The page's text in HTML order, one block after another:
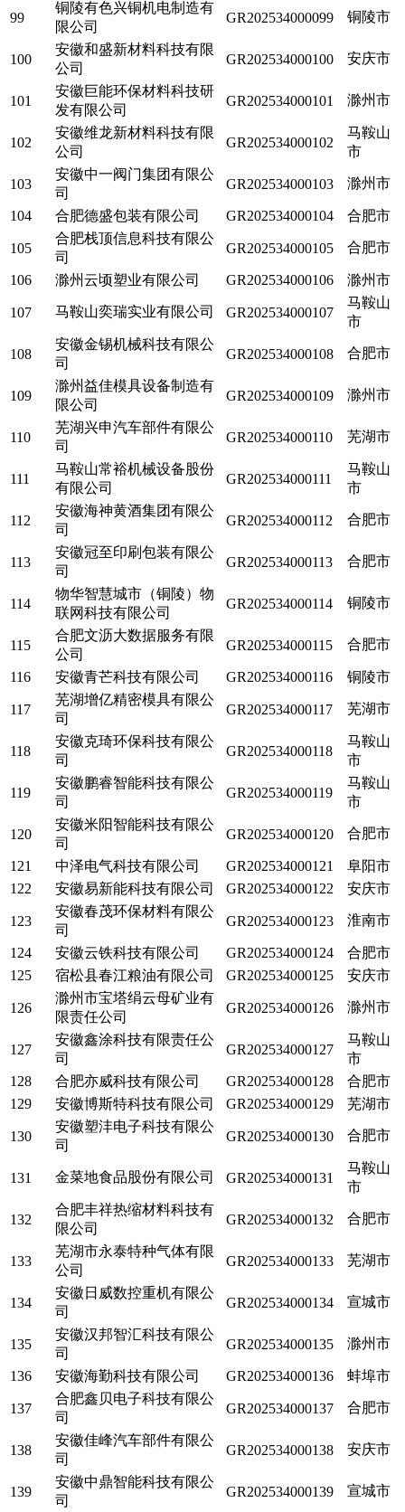
99
铜陵有色兴铜机电制造有
限公司
GR202534000099 铜陵市
100
安徽和盛新材料科技有限
公司
GR202534000100 安庆市
101
安徽巨能环保材料科技研
发有限公司
GR202534000101 滁州市
102
安徽维龙新材料科技有限
公司
GR202534000102
马鞍山
市
103
安徽中一阀门集团有限公
司
GR202534000103 滁州市
104 合肥德盛包装有限公司 GR202534000104 合肥市
105
合肥栈顶信息科技有限公
司
GR202534000105 合肥市
106 滁州云顷塑业有限公司 GR202534000106 滁州市
107 马鞍山奕瑞实业有限公司 GR202534000107
马鞍山
市
108
安徽金锡机械科技有限公
司
GR202534000108 合肥市
109
滁州益佳模具设备制造有
限公司
GR202534000109 滁州市
110
芜湖兴申汽车部件有限公
司
GR202534000110 芜湖市
111
马鞍山常裕机械设备股份
有限公司
GR202534000111
马鞍山
市
112
安徽海神黄酒集团有限公
司
GR202534000112 合肥市
113
安徽冠至印刷包装有限公
司
GR202534000113 合肥市
114
物华智慧城市（铜陵）物
联网科技有限公司
GR202534000114 铜陵市
115
合肥文沥大数据服务有限
公司
GR202534000115 合肥市
116 安徽青芒科技有限公司 GR202534000116 铜陵市
117
芜湖增亿精密模具有限公
司
GR202534000117 芜湖市
118
安徽克琦环保科技有限公
司
GR202534000118
马鞍山
市
119
安徽鹏睿智能科技有限公
司
GR202534000119
马鞍山
市
120
安徽米阳智能科技有限公
司
GR202534000120 合肥市
121 中泽电气科技有限公司 GR202534000121
阜阳市
122
安徽易新能科技有限公司 GR202534000122 安庆市
123
安徽春茂环保材料有限公
司
GR202534000123 淮南市
124 安徽云铁科技有限公司 GR202534000124
合肥市
125
宿松县春江粮油有限公司 GR202534000125 安庆市
126
滁州市宝塔绢云母矿业有
限责任公司
GR202534000126 滁州市
127
安徽鑫涂科技有限责任公
司
GR202534000127
马鞍山
市
128
合肥亦威科技有限公司 GR202534000128
合肥市
129
安徽博斯特科技有限公司 GR202534000129 芜湖市
130
安徽塑沣电子科技有限公
司
GR202534000130 合肥市
131 金菜地食品股份有限公司 GR202534000131
马鞍山
市
132
合肥丰祥热缩材料科技有
限公司
GR202534000132 合肥市
133
芜湖市永泰特种气体有限
公司
GR202534000133 芜湖市
134
安徽日威数控重机有限公
司
GR202534000134 宣城市
135
安徽汉邦智汇科技有限公
司
GR202534000135 滁州市
136 安徽海勤科技有限公司 GR202534000136 蚌埠市
137
合肥鑫贝电子科技有限公
司
GR202534000137 合肥市
138
安徽佳峰汽车部件有限公
司
GR202534000138 安庆市
139
安徽中鼎智能科技有限公
司
GR202534000139 宣城市